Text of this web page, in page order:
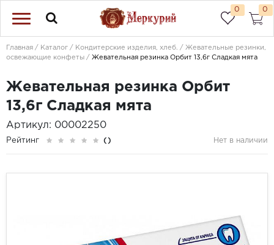
0 0
Главная Каталог Кондитерские изделия, хлеб.
Жевательные резинки,
освежающие конфеты
Жевательная резинка Орбит 13,6г Сладкая мята
Жевательная резинка Орбит
13,6г Сладкая мята
Артикул: 00002250
Рейтинг () Нет в наличии